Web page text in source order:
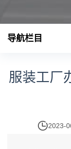
导航栏目
服装工厂
2023-